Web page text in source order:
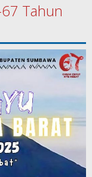
Tahun